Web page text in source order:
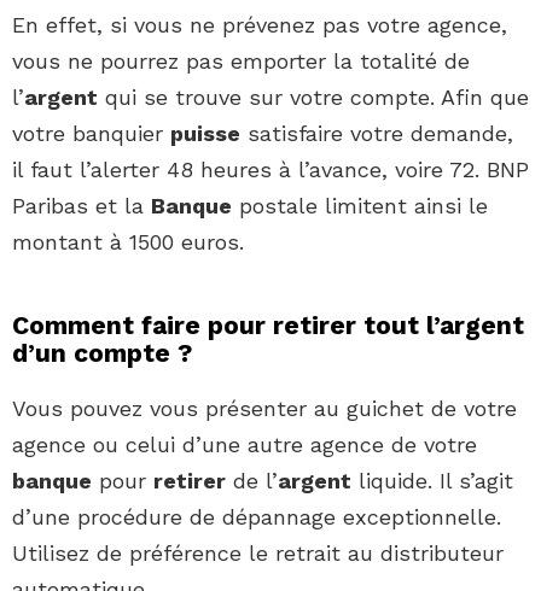
En effet, si vous ne prévenez pas votre agence,
vous ne pourrez pas emporter la totalité de
l’argent qui se trouve sur votre compte. Afin que
votre banquier puisse satisfaire votre demande,
il faut l’alerter 48 heures à l’avance, voire 72. BNP
Paribas et la Banque postale limitent ainsi le
montant à 1500 euros.
Comment faire pour retirer tout l’argent
d’un compte ?
Vous pouvez vous présenter au guichet de votre
agence ou celui d’une autre agence de votre
banque pour retirer de l’argent liquide. Il s’agit
d’une procédure de dépannage exceptionnelle.
Utilisez de préférence le retrait au distributeur